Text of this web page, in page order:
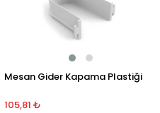
Mesan Gider Kapama Plastiği
105,81 ₺